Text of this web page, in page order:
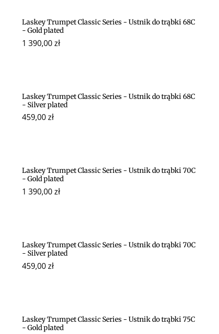
Laskey Trumpet Classic Series - Ustnik do trąbki 68C
- Gold plated
1 390,00zł
Laskey Trumpet Classic Series - Ustnik do trąbki 68C
- Silver plated
459,00zł
Laskey Trumpet Classic Series - Ustnik do trąbki 70C
- Gold plated
1 390,00zł
Laskey Trumpet Classic Series - Ustnik do trąbki 70C
- Silver plated
459,00zł
Laskey Trumpet Classic Series - Ustnik do trąbki 75C
- Gold plated